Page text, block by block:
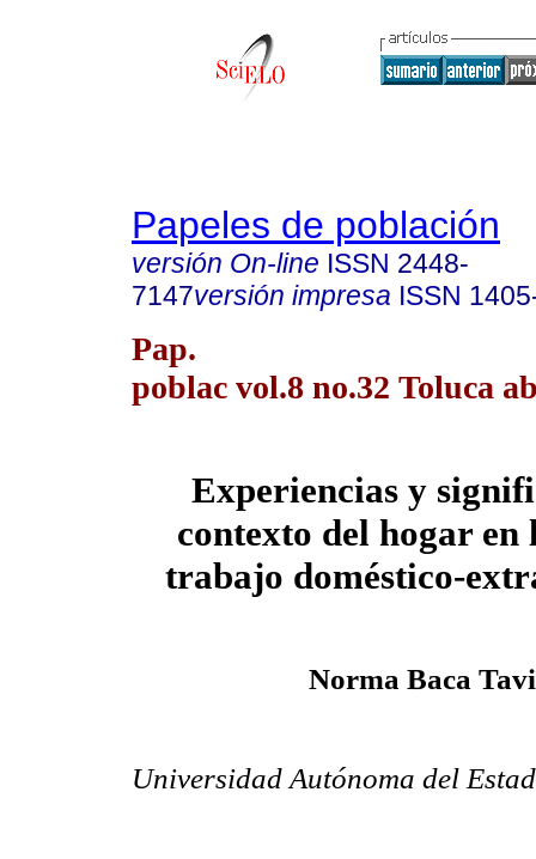
Papeles de población
versión On-line ISSN 2448-
7147versión impresa ISSN
Pap.
poblac vol.8 no.32 Toluca
Experiencias y
contexto del hogar en
trabajo doméstico-
Norma Baca
Universidad Autónoma del